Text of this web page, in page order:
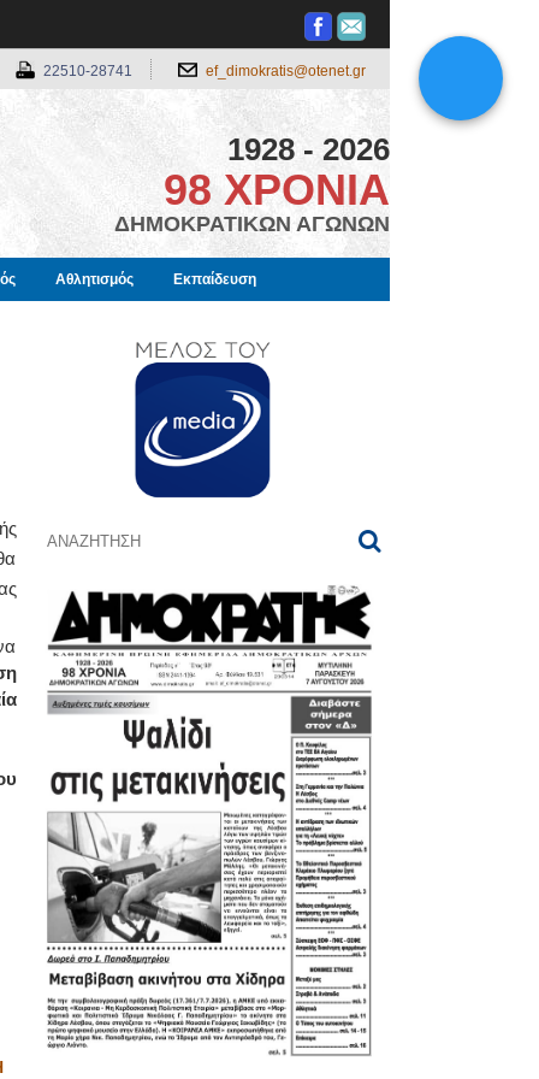
22510-28741 ef_dimokratis@otenet.gr
1928 - 2026
98 ΧΡΟΝΙΑ
ΔΗΜΟΚΡΑΤΙΚΩΝ ΑΓΩΝΩΝ
Αθλητισμός Εκπαίδευση